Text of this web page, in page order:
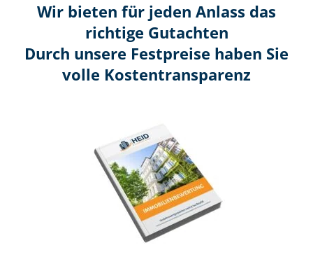
Wir bieten für jeden Anlass das
richtige Gutachten
Durch unsere Festpreise haben Sie
volle Kosten­transparenz